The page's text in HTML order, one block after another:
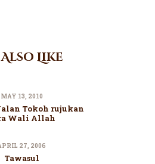
Like
MAY 13, 2010
Tokoh rujukan
Wali Allah
27, 2006
Tawasul